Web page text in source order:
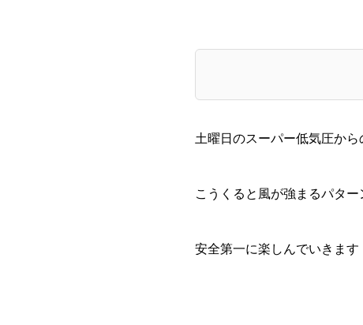
土曜日のスーパー低気圧から
こうくると風が強まるパタ
安全第一に楽しんでいきます